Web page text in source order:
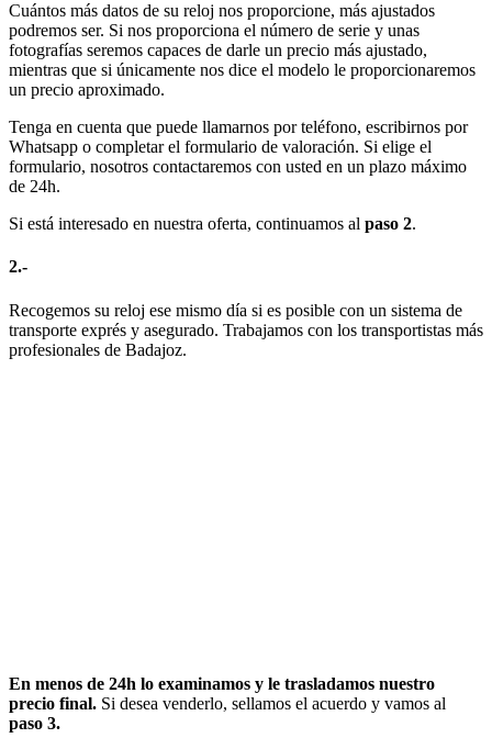
Cuántos más datos de su reloj nos proporcione, más ajustados
podremos ser. Si nos proporciona el número de serie y unas
fotografías seremos capaces de darle un precio más ajustado,
mientras que si únicamente nos dice el modelo le proporcionaremos
un precio aproximado.
Tenga en cuenta que puede llamarnos por teléfono, escribirnos por
Whatsapp o completar el formulario de valoración. Si elige el
formulario, nosotros contactaremos con usted en un plazo máximo
de 24h.
Si está interesado en nuestra oferta, continuamos al paso 2.
2.-
Recogemos su reloj ese mismo día si es posible con un sistema de
transporte exprés y asegurado. Trabajamos con los transportistas más
profesionales de Badajoz.
En menos de 24h lo examinamos y le trasladamos nuestro
precio final. Si desea venderlo, sellamos el acuerdo y vamos al
paso 3.